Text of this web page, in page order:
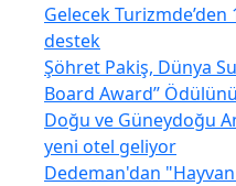
Gelecek
destek
Şöhret Pakiş, Dünya
Board Award’’
Doğu ve Güneydoğu
yeni otel geliyor
Dedeman'dan